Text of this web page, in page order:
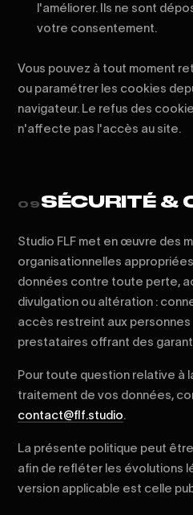
l'améliorer. Ils ne sont
votre consentement.
Vous pouvez à tout moment
ou paramétrer les cookies
navigateur. Le refus des
n'affecte pas l'accès au site.
09 SÉCURITÉ &
Studio FLF met en œuvre des
organisationnelles
données contre toute perte,
divulgation ou altération :
accès restreint aux
prestataires offrant des
Pour toute question relative à
traitement de vos données,
contact@flf.studio.
La présente politique peut
afin de refléter les évolutions
version applicable est celle